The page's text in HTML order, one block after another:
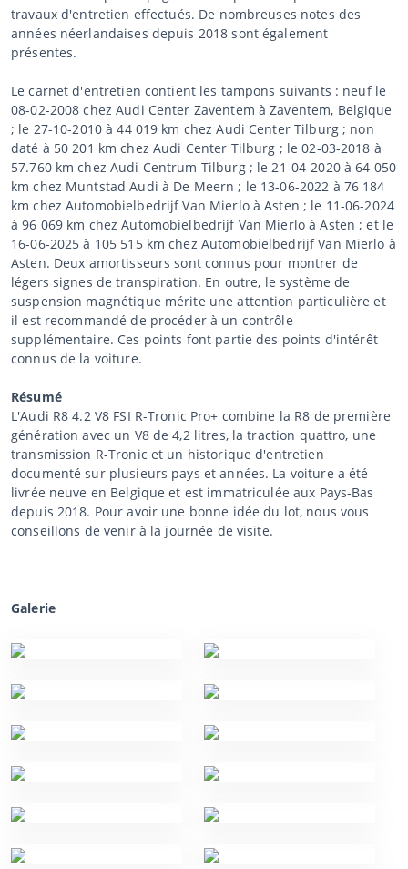
travaux d'entretien effectués. De nombreuses notes des
années néerlandaises depuis 2018 sont également
présentes.
Le carnet d'entretien contient les tampons suivants : neuf le
08-02-2008 chez Audi Center Zaventem à Zaventem, Belgique
; le 27-10-2010 à 44 019 km chez Audi Center Tilburg ; non
daté à 50 201 km chez Audi Center Tilburg ; le 02-03-2018 à
57.760 km chez Audi Centrum Tilburg ; le 21-04-2020 à 64 050
km chez Muntstad Audi à De Meern ; le 13-06-2022 à 76 184
km chez Automobielbedrijf Van Mierlo à Asten ; le 11-06-2024
à 96 069 km chez Automobielbedrijf Van Mierlo à Asten ; et le
16-06-2025 à 105 515 km chez Automobielbedrijf Van Mierlo à
Asten. Deux amortisseurs sont connus pour montrer de
légers signes de transpiration. En outre, le système de
suspension magnétique mérite une attention particulière et
il est recommandé de procéder à un contrôle
supplémentaire. Ces points font partie des points d'intérêt
connus de la voiture.
Résumé
L'Audi R8 4.2 V8 FSI R-Tronic Pro+ combine la R8 de première
génération avec un V8 de 4,2 litres, la traction quattro, une
transmission R-Tronic et un historique d'entretien
documenté sur plusieurs pays et années. La voiture a été
livrée neuve en Belgique et est immatriculée aux Pays-Bas
depuis 2018. Pour avoir une bonne idée du lot, nous vous
conseillons de venir à la journée de visite.
Galerie